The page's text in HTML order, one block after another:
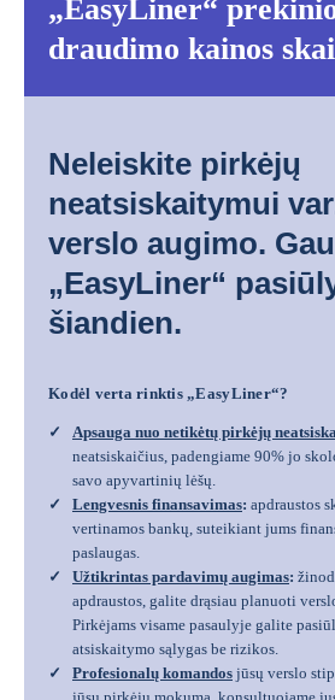
„EasyLiner“
Neleiskite pirkėjų
neatsiskaitymui
verslo augimo.
„EasyLiner“
šiandien.
Kodėl verta rinktis „EasyLiner“?
Apsauga nuo netikėtų pirkėjų
neatsiskaičius, padengiame 90% jo
savo apyvartinių lėšų.
Lengvesnis finansavimas: apdraustos
vertinamos bankų, suteikiant jums
paslaugas.
Užtikrintas pardavimų augimas:
apdraustos, galite drąsiau planuoti
Pirkėjams visame pasaulyje galite
atsiskaitymo sąlygas be rizikos.
Profesionalų komandos jūsų verslo